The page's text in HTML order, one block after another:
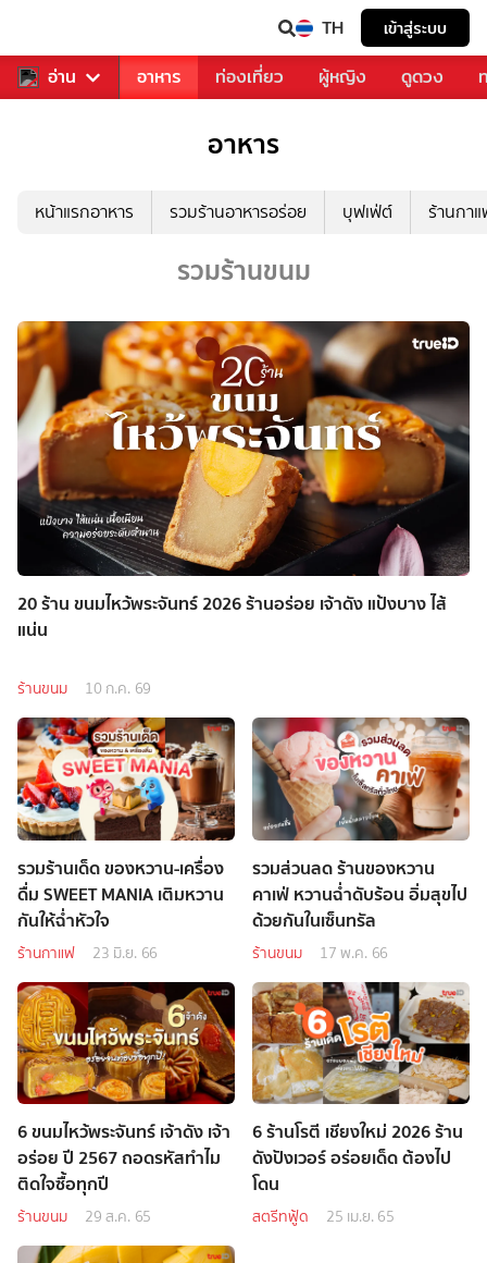
TH เข้าสู่ระบบ
อ่าน
รวงการเพลง อาหาร ท่องเที่ยว ผู้หญิง ดูดวง
อาหาร
หน้าแรกอาหาร รวมร้านอาหารอร่อย บุฟเฟ่ต์ ร้านกา
รวมร้านขนม
20 ร้าน ขนมไหว้พระจันทร์ 2026 ร้านอร่อย เจ้าดัง แป้งบาง ไส้
แน่น
ร้านขนม 10 ก.ค. 69
รวมร้านเด็ด ของหวาน-เครื่อง
ดื่ม SWEET MANIA เติมหวาน
กันให้ฉ่ำหัวใจ
ร้านกาแฟ 23 มิ.ย. 66
รวมส่วนลด ร้านของหวาน
คาเฟ่ หวานฉ่ำดับร้อน อิ่มสุขไป
ด้วยกันในเซ็นทรัล
ร้านขนม 17 พ.ค. 66
6 ขนมไหว้พระจันทร์ เจ้าดัง เจ้า
อร่อย ปี 2567 ถอดรหัสทำไม
ติดใจซื้อทุกปี
ร้านขนม 29 ส.ค. 65
6 ร้านโรตี เชียงใหม่ 2026 ร้าน
ดังปังเวอร์ อร่อยเด็ด ต้องไป
โดน
สตรีทฟู้ด 25 เม.ย. 65